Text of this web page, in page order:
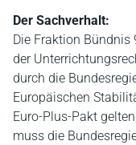
Der Sachverhalt:
Die Fraktion Bündnis
der
durch die
Europäischen
Euro-Plus-Pakt
muss die